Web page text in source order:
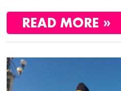
READ MORE »
BEIJING
EN